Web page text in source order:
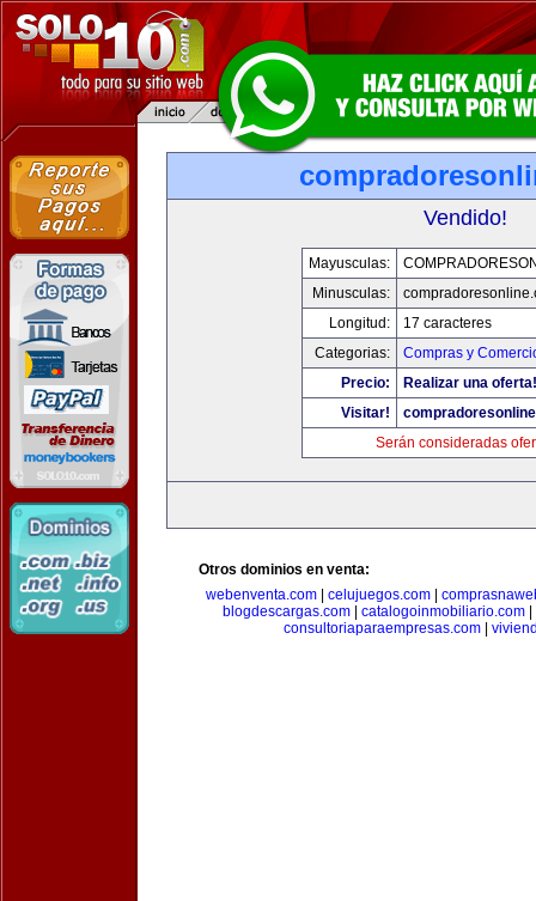
Vendido!
Mayusculas:
Minusculas:
Longitud:
17 caracteres
Categorias:
Compras y
Precio:
Realizar una oferta!
Visitar!
Serán consideradas
Otros dominios en venta:
webenventa.com| celujuegos.com|
blogdescargas.com| catalogoinmobiliario.com|
consultoriaparaempresas.com|